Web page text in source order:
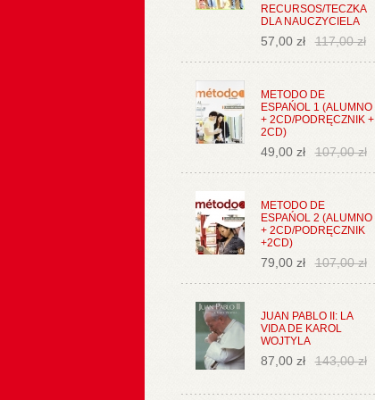
RECURSOS/TECZKA
DLA NAUCZYCIELA
57,00 zł 117,00 zł
METODO DE
ESPAŃOL 1 (ALUMNO
+ 2CD/PODRĘCZNIK +
2CD)
49,00 zł 107,00 zł
METODO DE
ESPAŃOL 2 (ALUMNO
+ 2CD/PODRĘCZNIK
+2CD)
79,00 zł 107,00 zł
JUAN PABLO II: LA
VIDA DE KAROL
WOJTYLA
87,00 zł 143,00 zł